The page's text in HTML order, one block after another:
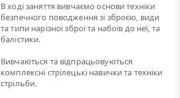
В ході заняття вивчаємо основи техніки
безпечного поводження зі зброєю, види
та типи нарізної зброї та набоїв до неї, та
балістики.
Вивчаються та відпрацьовуються
комплексні стрілецькі навички та техніки
стрільби.